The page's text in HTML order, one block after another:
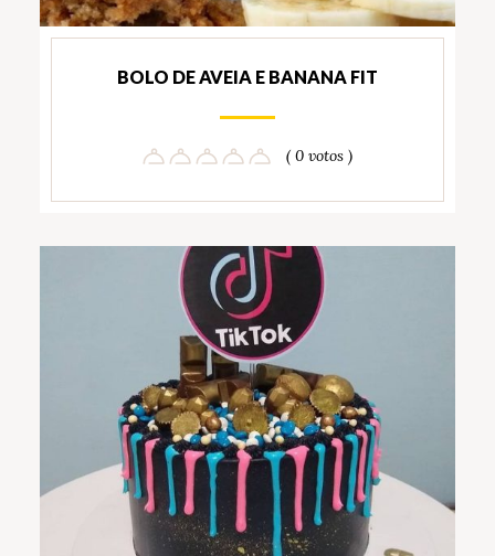
BOLO DE AVEIA E BANANA FIT
( 0 votos )